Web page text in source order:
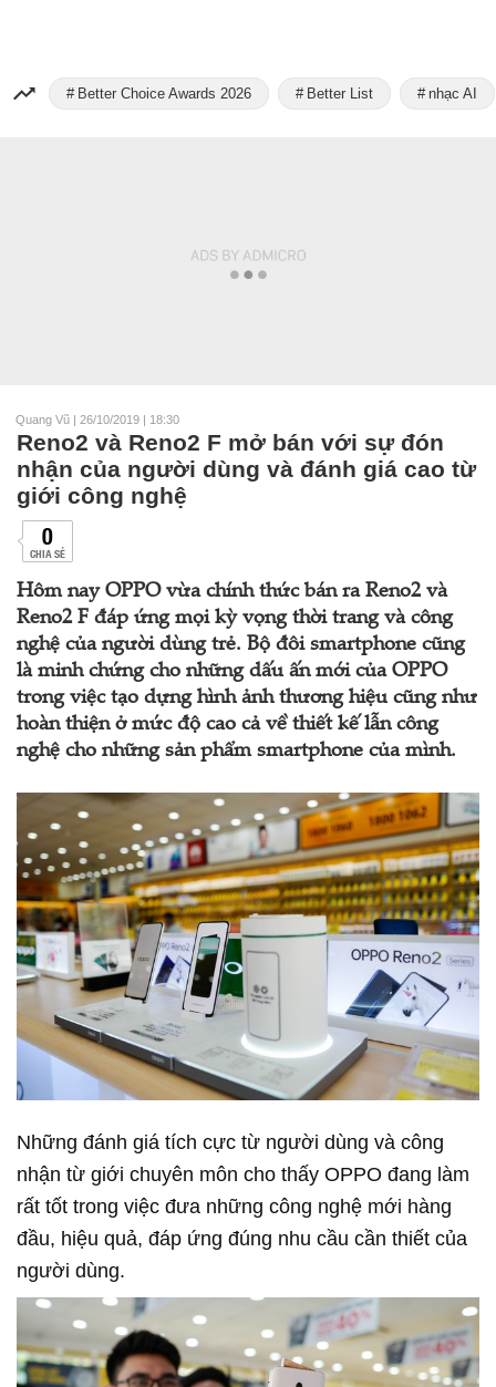
Better Choice Awards 2026 Better List nhạc AI
Quang Vũ | 26/10/2019 | 18:30
Reno2 và Reno2 F mở bán với sự đón
nhận của người dùng và đánh giá cao từ
giới công nghệ
0
CHIA SẺ
Hôm nay OPPO vừa chính thức bán ra Reno2 và
Reno2 F đáp ứng mọi kỳ vọng thời trang và công
nghệ của người dùng trẻ. Bộ đôi smartphone cũng
là minh chứng cho những dấu ấn mới của OPPO
trong việc tạo dựng hình ảnh thương hiệu cũng như
hoàn thiện ở mức độ cao cả về thiết kế lẫn công
nghệ cho những sản phẩm smartphone của mình.
Những đánh giá tích cực từ người dùng và công
nhận từ giới chuyên môn cho thấy OPPO đang làm
rất tốt trong việc đưa những công nghệ mới hàng
đầu, hiệu quả, đáp ứng đúng nhu cầu cần thiết của
người dùng.